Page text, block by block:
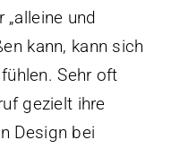
und
kann, kann sich
Sehr oft
gezielt ihre
Design bei